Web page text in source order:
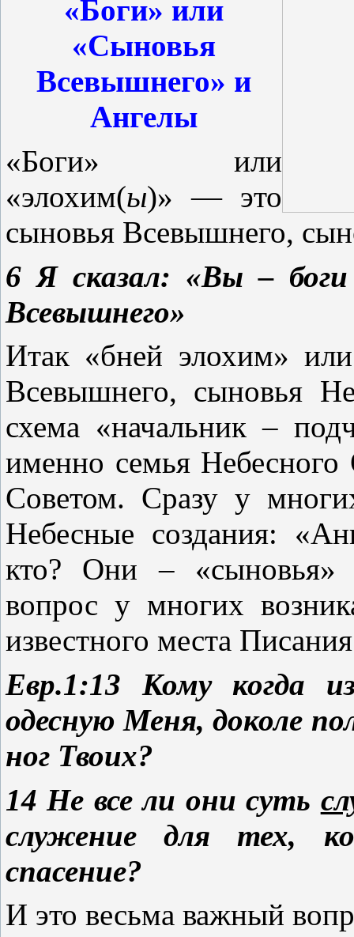
«Боги» или
«Сыновья
Всевышнего» и
Ангелы
«Боги» или
«элохим(ы)» — это
сыновья Всевышнего,
6 Я сказал: «Вы –
Всевышнего»
Итак «бней элохим»
Всевышнего, сыновья
схема «начальник –
именно семья
Советом. Сразу у
Небесные создания:
кто? Они – «сыновья»
вопрос у многих
известного места
Евр.1:13 Кому когда
одесную Меня, доколе
ног Твоих?
14 Не все ли они суть
служение для тех,
спасение?
И это весьма важный